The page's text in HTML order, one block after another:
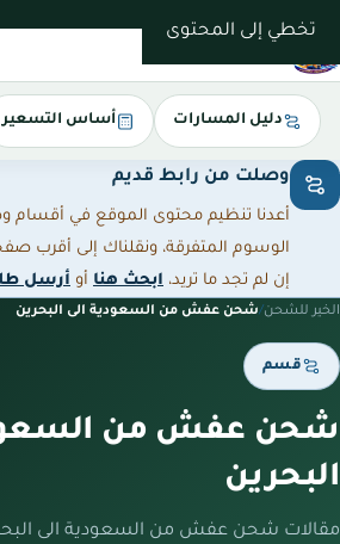
تخطي إلى المحتوى
دليل المسارات أساس التسعير
وصلت من رابط قديم
أعدنا تنظيم محتوى الموقع في
الوسوم المتفرقة، ونقلناك إلى أقرب
إن لم تجد ما تريد، ابحث هنا أو أرسل
الخير للشحن/شحن عفش من السعودية الى البحرين
قسم
شحن عفش من
البحرين
مقالات شحن عفش من السعودية الى